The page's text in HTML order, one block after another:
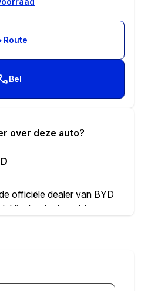
Route
Bel
over deze auto?
officiële dealer van BYD
Hier kunt u terecht voor
is Auto Sturm